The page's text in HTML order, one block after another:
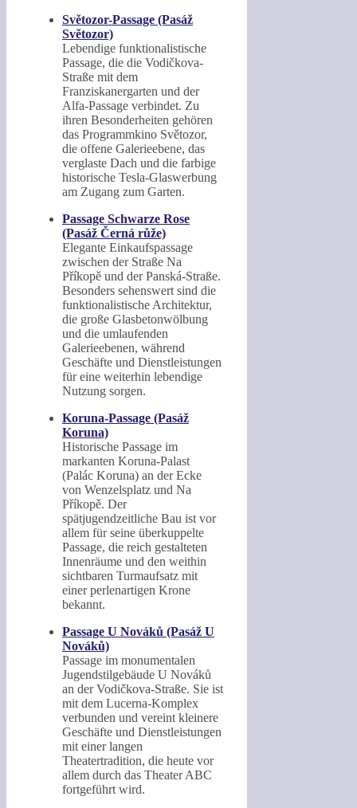
Světozor-Passage (Pasáž
Světozor)
Lebendige funktionalistische
Passage, die die Vodičkova-
Straße mit dem
Franziskanergarten und der
Alfa-Passage verbindet. Zu
ihren Besonderheiten gehören
das Programmkino Světozor,
die offene Galerieebene, das
verglaste Dach und die farbige
historische Tesla-Glaswerbung
am Zugang zum Garten.
Passage Schwarze Rose
(Pasáž Černá růže)
Elegante Einkaufspassage
zwischen der Straße Na
Příkopě und der Panská-Straße.
Besonders sehenswert sind die
funktionalistische Architektur,
die große Glasbetonwölbung
und die umlaufenden
Galerieebenen, während
Geschäfte und Dienstleistungen
für eine weiterhin lebendige
Nutzung sorgen.
Koruna-Passage (Pasáž
Koruna)
Historische Passage im
markanten Koruna-Palast
(Palác Koruna) an der Ecke
von Wenzelsplatz und Na
Příkopě. Der
spätjugendzeitliche Bau ist vor
allem für seine überkuppelte
Passage, die reich gestalteten
Innenräume und den weithin
sichtbaren Turmaufsatz mit
einer perlenartigen Krone
bekannt.
Passage U Nováků (Pasáž U
Nováků)
Passage im monumentalen
Jugendstilgebäude U Nováků
an der Vodičkova-Straße. Sie ist
mit dem Lucerna-Komplex
verbunden und vereint kleinere
Geschäfte und Dienstleistungen
mit einer langen
Theatertradition, die heute vor
allem durch das Theater ABC
fortgeführt wird.